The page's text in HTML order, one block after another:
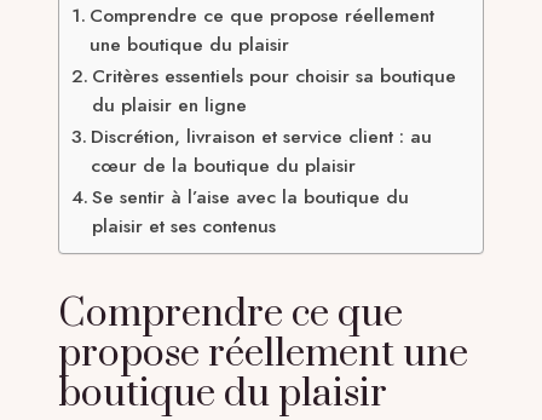
Comprendre ce que propose réellement
une boutique du plaisir
Critères essentiels pour choisir sa boutique
du plaisir en ligne
Discrétion, livraison et service client : au
cœur de la boutique du plaisir
Se sentir à l’aise avec la boutique du
plaisir et ses contenus
Comprendre ce que
propose réellement une
boutique du plaisir